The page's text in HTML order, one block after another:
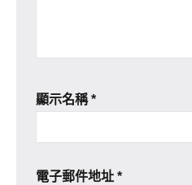
顯示名稱*
電子郵件地址 *